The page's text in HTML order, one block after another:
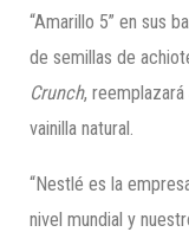
“Amarillo 5” en sus
de semillas de
Crunch,
vainilla natural.
“Nestlé es la
nivel mundial y